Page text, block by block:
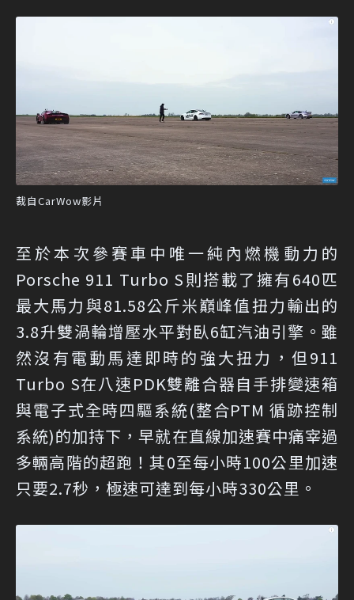
裁自CarWow影片
至於本次參賽車中唯一純內燃機動力的
Porsche 911 Turbo S則搭載了擁有640匹
最大馬力與81.58公斤米巔峰值扭力輸出的
3.8升雙渦輪增壓水平對臥6缸汽油引擎。雖
然沒有電動馬達即時的強大扭力，但911
Turbo S在八速PDK雙離合器自手排變速箱
與電子式全時四驅系統(整合PTM 循跡控制
系統)的加持下，早就在直線加速賽中痛宰過
多輛高階的超跑！其0至每小時100公里加速
只要2.7秒，極速可達到每小時330公里。